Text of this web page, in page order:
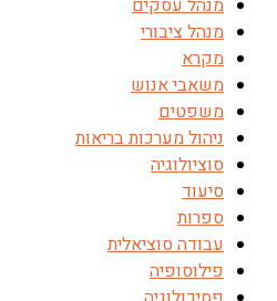
מנהל עסקים
מנהל ציבורי
מקרא
משאבי אנוש
משפטים
ניהול מערכות בריאות
סוציולוגיה
סיעוד
ספרות
עבודה סוציאלית
פילוסופיה